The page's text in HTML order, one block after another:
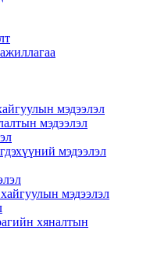
мэдээлэл
мэдээлэл
мэдээлэл
мэдээлэл
хяналтын